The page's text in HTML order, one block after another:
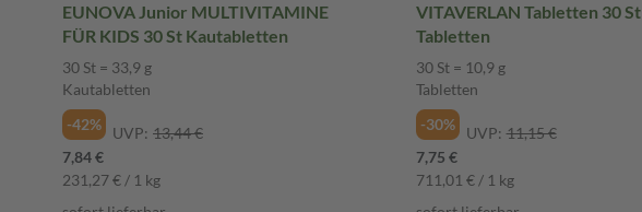
EUNOVA Junior MULTIVITAMINE
FÜR KIDS 30 St Kautabletten
30 St = 33,9 g
Kautabletten
-42%
UVP: 13,44 €
7,84 €
231,27 € / 1 kg
VITAVERLAN Tabletten 30 St
Tabletten
30 St = 10,9 g
Tabletten
-30%
UVP: 11,15 €
7,75 €
711,01 € / 1 kg